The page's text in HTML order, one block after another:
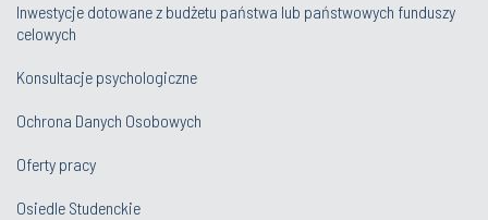
Inwestycje dotowane z budżetu państwa lub państwowych funduszy
celowych
Konsultacje psychologiczne
Ochrona Danych Osobowych
Oferty pracy
Osiedle Studenckie